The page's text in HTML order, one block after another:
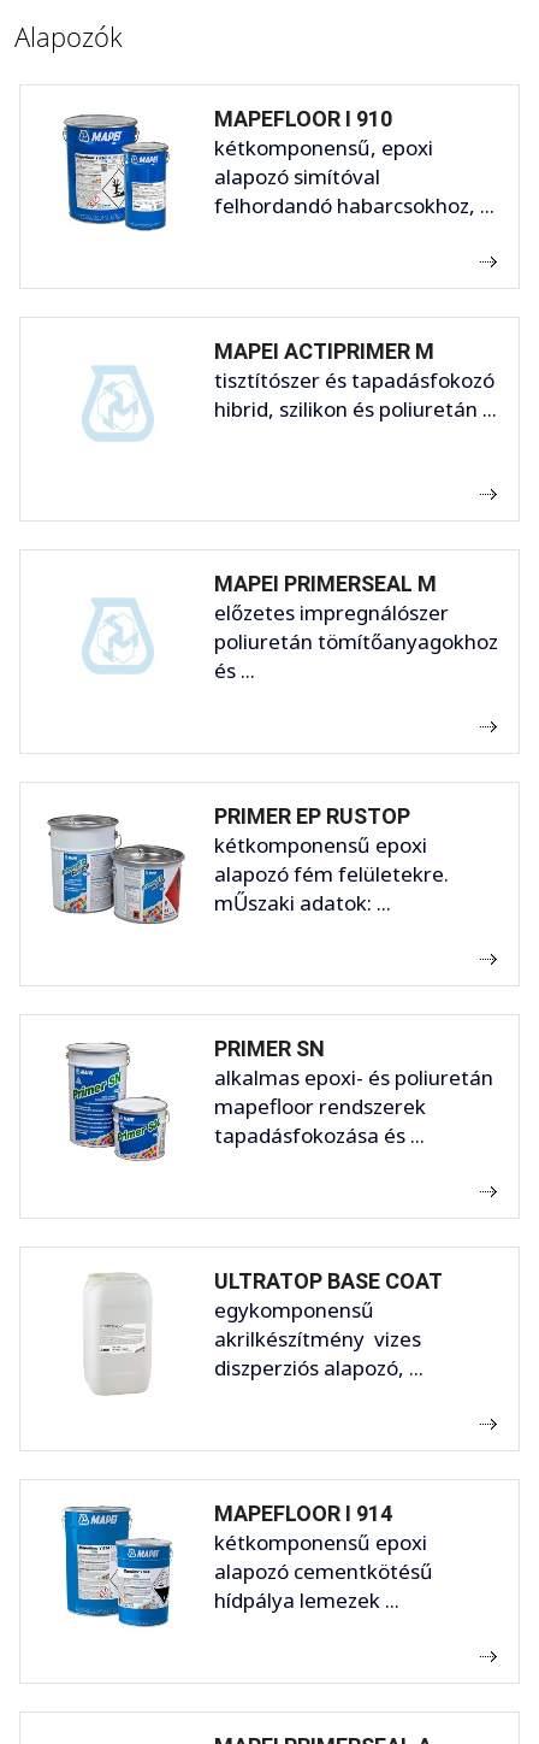
Alapozók
MAPEFLOOR I 910
kétkomponensű, epoxi
alapozó simítóval
felhordandó habarcsokhoz, ...
MAPEI ACTIPRIMER M
tisztítószer és tapadásfokozó
hibrid, szilikon és poliuretán ...
MAPEI PRIMERSEAL M
előzetes impregnálószer
poliuretán tömítőanyagokhoz
és ...
PRIMER EP RUSTOP
kétkomponensű epoxi
alapozó fém felületekre.
mŰszaki adatok: ...
PRIMER SN
alkalmas epoxi- és poliuretán
mapefloor rendszerek
tapadásfokozása és ...
ULTRATOP BASE COAT
egykomponensű
akrilkészítmény vizes
diszperziós alapozó, ...
MAPEFLOOR I 914
kétkomponensű epoxi
alapozó cementkötésű
hídpálya lemezek ...